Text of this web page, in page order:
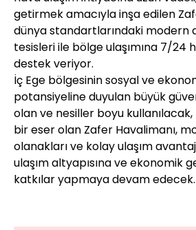
getirmek amacıyla inşa edilen
dünya standartlarındaki modern
tesisleri ile bölge ulaşımına 7/24
destek veriyor.
İç Ege bölgesinin sosyal ve
potansiyeline duyulan büyük
olan ve nesiller boyu kullanılacak,
bir eser olan Zafer Havalimanı,
olanakları ve kolay ulaşım
ulaşım altyapısına ve ekonomik
katkılar yapmaya devam edecek.